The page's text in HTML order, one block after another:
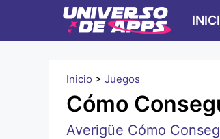
Inicio > Juegos
Cómo
Averigüe Cómo